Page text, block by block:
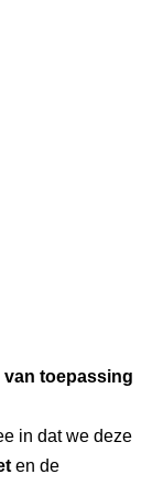
van toepassing
in dat we deze
en de